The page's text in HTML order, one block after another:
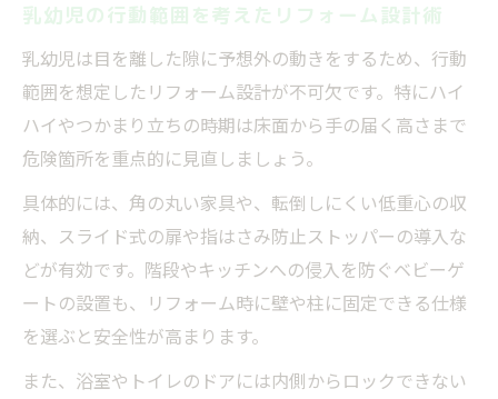
乳幼児の行動範囲を考えたリフォーム設計術
乳幼児は目を離した隙に予想外の動きをするため、行動
範囲を想定したリフォーム設計が不可欠です。特にハイ
ハイやつかまり立ちの時期は床面から手の届く高さまで
危険箇所を重点的に見直しましょう。
具体的には、角の丸い家具や、転倒しにくい低重心の収
納、スライド式の扉や指はさみ防止ストッパーの導入な
どが有効です。階段やキッチンへの侵入を防ぐベビーゲ
ートの設置も、リフォーム時に壁や柱に固定できる仕様
を選ぶと安全性が高まります。
また、浴室やトイレのドアには内側からロックできない